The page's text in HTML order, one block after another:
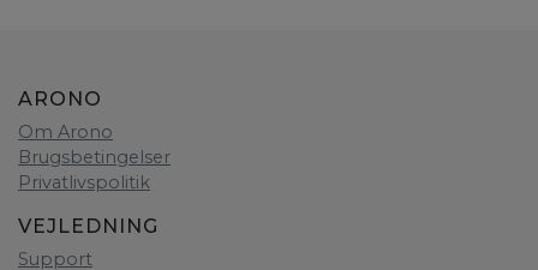
ARONO
Om Arono
Brugsbetingelser
Privatlivspolitik
VEJLEDNING
Support